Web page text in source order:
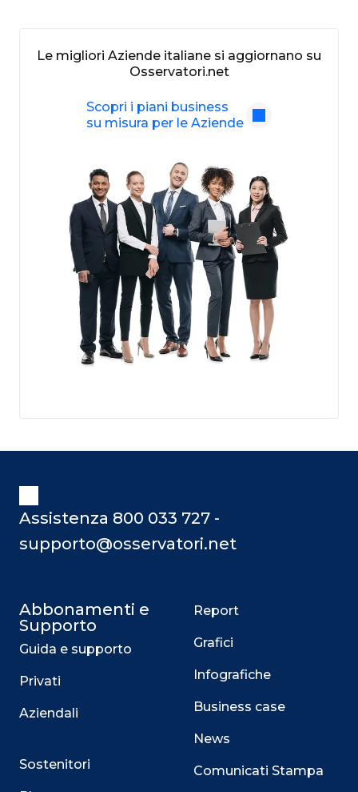
Le migliori Aziende italiane si aggiornano su
Osservatori.net
Scopri i piani business
su misura per le Aziende
Assistenza 800 033 727 -
supporto@osservatori.net
Abbonamenti e
Supporto
Guida e supporto
Privati
Aziendali
Sostenitori
Report
Grafici
Infografiche
Business case
News
Comunicati Stampa